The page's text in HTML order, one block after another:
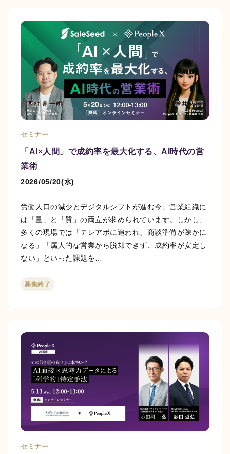
セミナー
「AI×人間」で成約率を最大化する、AI時代の営
業術
2026/05/20(水)
労働人口の減少とデジタルシフトが進む今、営業組織に
は「量」と「質」の両立が求められています。しかし、
多くの現場では「テレアポに追われ、商談準備が疎かに
なる」「属人的な営業から脱却できず、成約率が安定し
ない」といった課題を…
募集終了
セミナー